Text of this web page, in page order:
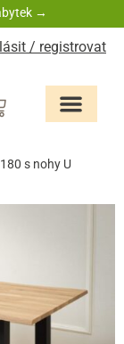
→
/ registrovat
s nohy U